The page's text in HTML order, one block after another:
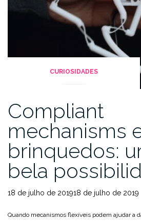
CURIOSIDADES
Compliant
mechanisms
brinquedos:
bela
18 de julho de 201918 de julho de 2019
Quando mecanismos flexíveis podem ajudar a